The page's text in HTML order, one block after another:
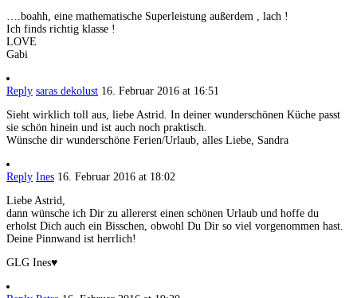
….boahh, eine mathematische Superleistung außerdem , lach !
Ich finds richtig klasse !
LOVE
Gabi
Reply saras dekolust 16. Februar 2016 at 16:51
Sieht wirklich toll aus, liebe Astrid. In deiner wunderschönen Küche passt
sie schön hinein und ist auch noch praktisch.
Wünsche dir wunderschöne Ferien/Urlaub, alles Liebe, Sandra
Reply Ines 16. Februar 2016 at 18:02
Liebe Astrid,
dann wünsche ich Dir zu allererst einen schönen Urlaub und hoffe du
erholst Dich auch ein Bisschen, obwohl Du Dir so viel vorgenommen hast.
Deine Pinnwand ist herrlich!
GLG Ines♥